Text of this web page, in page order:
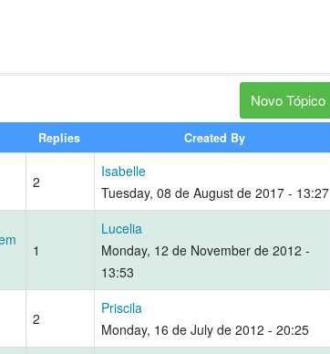
Novo Tópico
Replies Created By
2
Isabelle
Tuesday, 08 de August de 2017 - 13:27
1
Lucelia
Monday, 12 de November de 2012 -
13:53
2
Priscila
Monday, 16 de July de 2012 - 20:25